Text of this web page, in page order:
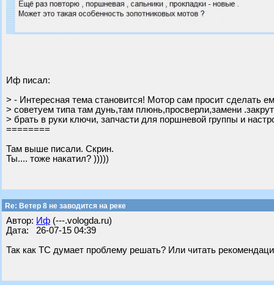
Иф писал:
> - Интересная тема становится! Мотор сам просит сделать
> советуем типа там дунь,там плюнь,просверли,замени
> брать в руки ключи, запчасти для поршневой группы и
========
Там выше писали. Скрин.
Ты.... тоже накатил? )))))
Re: Ветер 8 не заводится на реке
Автор: Иф (---.vologda.ru)
Дата: 26-07-15 04:39
Так как ТС думает проблему решать? Или читать